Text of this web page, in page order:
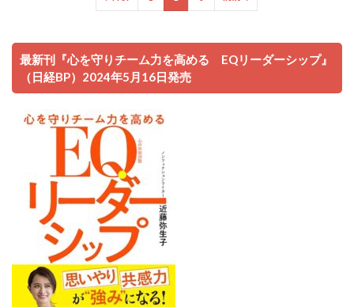
最新刊『心を守りチーム力を高める EQリーダーシップ』
（日経BP）2024年5月16日発売